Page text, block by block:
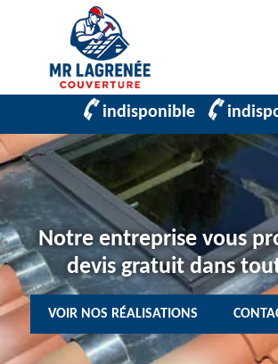
indisponible
Notre entreprise vous
devis gratuit dans
VOIR NOS RÉALISATIONS